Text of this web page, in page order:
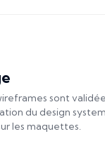
sont
du design
les maquettes.